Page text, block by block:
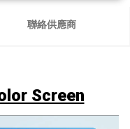
聯絡供應商
Screen